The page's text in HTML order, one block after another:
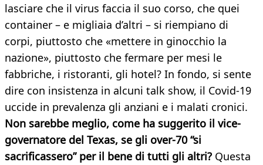
lasciare che il virus faccia il suo corso, che quei
container – e migliaia d’altri – si riempiano di
corpi, piuttosto che «mettere in ginocchio la
nazione», piuttosto che fermare per mesi le
fabbriche, i ristoranti, gli hotel? In fondo, si sente
dire con insistenza in alcuni talk show, il Covid-19
uccide in prevalenza gli anziani e i malati cronici.
Non sarebbe meglio, come ha suggerito il vice-
governatore del Texas, se gli over-70 “si
sacrificassero” per il bene di tutti gli altri? Questa